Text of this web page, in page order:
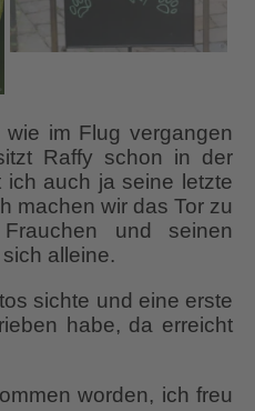
im Flug vergangen
Raffy schon in der
ich auch ja seine letzte
machen wir das Tor zu
und seinen
alleine.
sichte und eine erste
habe, da erreicht
worden, ich freu